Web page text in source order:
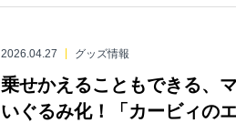
2026.04.27 グッズ情報
乗せかえることもできる、
いぐるみ化！「カービィの